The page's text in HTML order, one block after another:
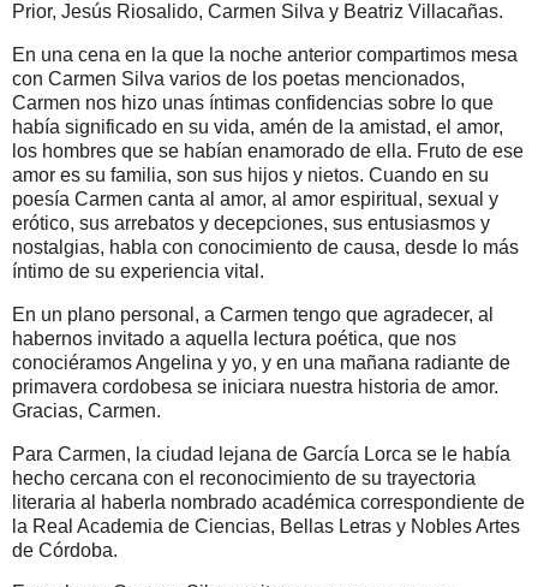
Prior, Jesús Riosalido, Carmen Silva y Beatriz Villacañas.
En una cena en la que la noche anterior compartimos mesa
con Carmen Silva varios de los poetas mencionados,
Carmen nos hizo unas íntimas confidencias sobre lo que
había significado en su vida, amén de la amistad, el amor,
los hombres que se habían enamorado de ella. Fruto de ese
amor es su familia, son sus hijos y nietos. Cuando en su
poesía Carmen canta al amor, al amor espiritual, sexual y
erótico, sus arrebatos y decepciones, sus entusiasmos y
nostalgias, habla con conocimiento de causa, desde lo más
íntimo de su experiencia vital.
En un plano personal, a Carmen tengo que agradecer, al
habernos invitado a aquella lectura poética, que nos
conociéramos Angelina y yo, y en una mañana radiante de
primavera cordobesa se iniciara nuestra historia de amor.
Gracias, Carmen.
Para Carmen, la ciudad lejana de García Lorca se le había
hecho cercana con el reconocimiento de su trayectoria
literaria al haberla nombrado académica correspondiente de
la Real Academia de Ciencias, Bellas Letras y Nobles Artes
de Córdoba.